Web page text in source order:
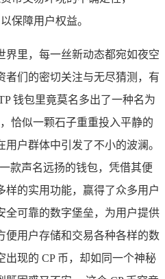
保障用户权益。
界里，每一丝新动态都宛如夜空
者们的密切关注与无尽猜测，有
钱包里竟莫名多出了一种名为
恰似一颗石子重重投入平静的
户群体中引发了不小的波澜。
款声名远扬的钱包，凭借其便
样的实用功能，赢得了众多用户
全可靠的数字堡垒，为用户提供
便用户存储和交易各种各样的数
现的 CP 币，却如同一个神秘